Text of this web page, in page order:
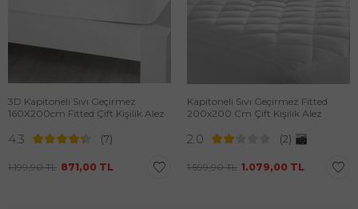
3D Kapitoneli Sıvı Geçirmez
160X200cm Fitted Çift Kişilik Alez
4.3 (7)
1.199,90TL 871,00 TL
Kapitoneli Sıvı Geçirmez Fitted
200x200 Cm Çift Kişilik Alez
2.0 (2)
1.599,90TL 1.079,00 TL